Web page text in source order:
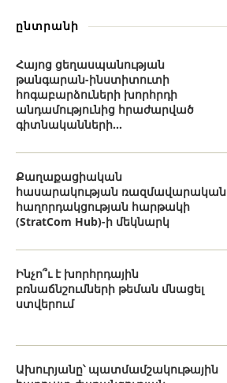
ընտրանի
Հայոց ցեղասպանության
թանգարան-ինստիտուտի
հոգաբարձուների խորհրդի
անդամությունից հրաժարված
գիտնականների...
Քաղաքացիական
հասարակության ռազմավարական
հաղորդակցության հարթակի
(StratCom Hub)-ի մեկնարկ
Ինչո՞ւ է խորհրդային
բռնաճնշումների թեման մնացել
ստվերում
Ախուրյանը՝ պատմամշակութային